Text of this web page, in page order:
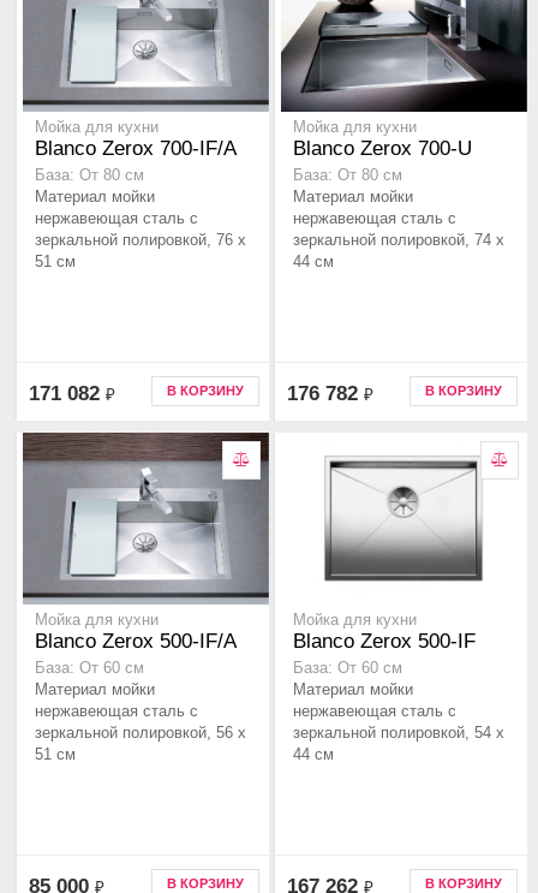
Мойка для кухни
Blanco Zerox 700-IF/A
База: От 80 см
Материал мойки
нержавеющая сталь с
зеркальной полировкой, 76 x
51 см
171 082 ₽ В КОРЗИНУ
Мойка для кухни
Blanco Zerox 700-U
База: От 80 см
Материал мойки
нержавеющая сталь с
зеркальной полировкой, 74 x
44 см
176 782 ₽ В КОРЗИНУ
Мойка для кухни
Blanco Zerox 500-IF/A
База: От 60 см
Материал мойки
нержавеющая сталь с
зеркальной полировкой, 56 x
51 см
85 000 ₽ В КОРЗИНУ
Мойка для кухни
Blanco Zerox 500-IF
База: От 60 см
Материал мойки
нержавеющая сталь с
зеркальной полировкой, 54 x
44 см
167 262 ₽ В КОРЗИНУ